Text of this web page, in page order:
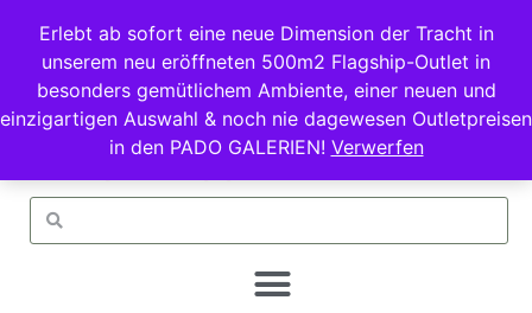
Erlebt ab sofort eine neue Dimension der Tracht in
unserem neu eröffneten 500m2 Flagship-Outlet in
besonders gemütlichem Ambiente, einer neuen und
einzigartigen Auswahl & noch nie dagewesen Outletpreisen
in den PADO GALERIEN! Verwerfen